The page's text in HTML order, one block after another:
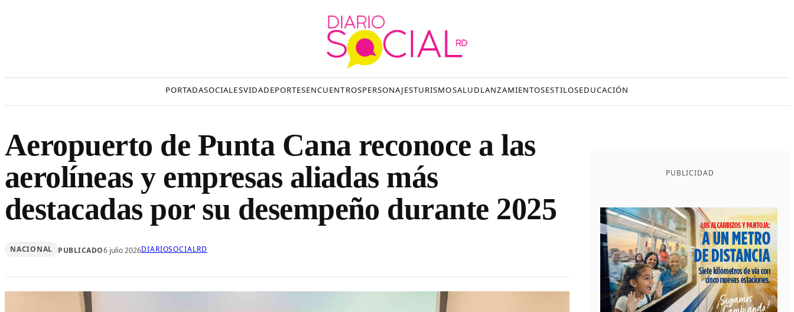
PORTADASOCIALESVIDADEPORTESENCUENTROSPERSONAJESTURISMOSALUDLANZAMIENTOSESTILOSEDUCACIÓN
Aeropuerto de Punta Cana reconoce a las
aerolíneas y empresas aliadas más
destacadas por su desempeño durante 2025
NACIONAL PUBLICADO6 julio 2026DIARIOSOCIALRD
PUBLICIDAD